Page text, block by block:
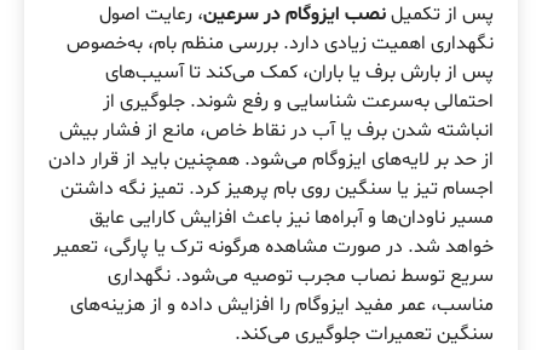
پس از تکمیلنصب ایزوگام در سرعین، رعایت اصول
نگهداری اهمیت زیادی دارد. بررسی منظم بام، به‌خصوص
پس از بارش برف یا باران، کمک می‌کند تا آسیب‌های
احتمالی به‌سرعت شناسایی و رفع شوند. جلوگیری از
انباشته شدن برف یا آب در نقاط خاص، مانع از فشار بیش
از حد بر لایه‌های ایزوگام می‌شود. همچنین باید از قرار دادن
اجسام تیز یا سنگین روی بام پرهیز کرد. تمیز نگه داشتن
مسیر ناودان‌ها و آبراه‌ها نیز باعث افزایش کارایی عایق
خواهد شد. در صورت مشاهده هرگونه ترک یا پارگی، تعمیر
سریع توسط نصاب مجرب توصیه می‌شود. نگهداری
مناسب، عمر مفید ایزوگام را افزایش داده و از هزینه‌های
سنگین تعمیرات جلوگیری می‌کند.